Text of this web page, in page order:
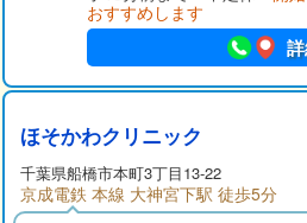
おすすめします
ほそかわクリニック
千葉県船橋市本町3丁目13-22
京成電鉄 本線 大神宮下駅 徒歩5分